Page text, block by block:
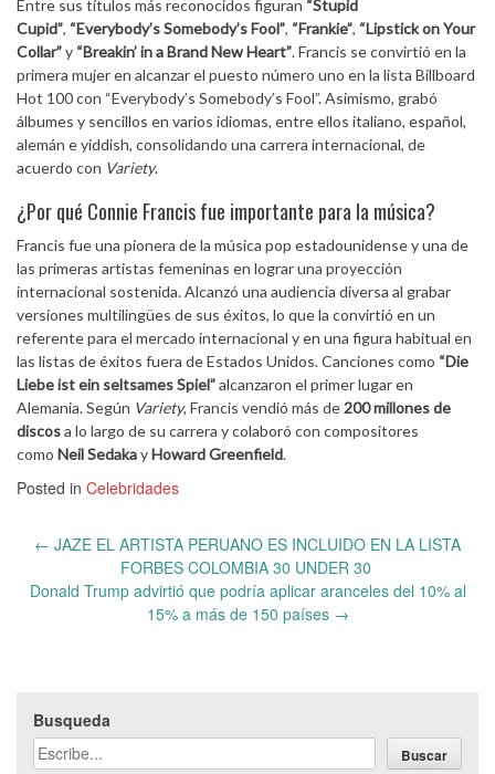
Entre sus títulos más reconocidos figuran “Stupid
Cupid”, “Everybody’s Somebody’s Fool”, “Frankie”, “Lipstick on Your
Collar”y “Breakin’ in a Brand New Heart”. Francis se convirtió en la
primera mujer en alcanzar el puesto número uno en la lista Billboard
Hot 100 con “Everybody’s Somebody’s Fool”. Asimismo, grabó
álbumes y sencillos en varios idiomas, entre ellos italiano, español,
alemán e yiddish, consolidando una carrera internacional, de
acuerdo con Variety.
¿Por qué Connie Francis fue importante para la música?
Francis fue una pionera de la música pop estadounidense y una de
las primeras artistas femeninas en lograr una proyección
internacional sostenida. Alcanzó una audiencia diversa al grabar
versiones multilingües de sus éxitos, lo que la convirtió en un
referente para el mercado internacional y en una figura habitual en
las listas de éxitos fuera de Estados Unidos. Canciones como “Die
Liebe ist ein seltsames Spiel”alcanzaron el primer lugar en
Alemania. Según Variety, Francis vendió más de200 millones de
discosa lo largo de su carrera y colaboró con compositores
como Neil SedakayHoward Greenfield.
Posted in Celebridades
Post
← JAZE EL ARTISTA PERUANO ES INCLUIDO EN LA LISTA
FORBES COLOMBIA 30 UNDER 30
Donald Trump advirtió que podría aplicar aranceles del 10% al
15% a más de 150 países →
Busqueda
Buscar